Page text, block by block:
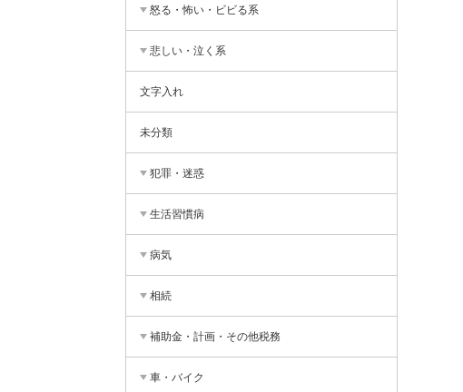
怒る・怖い・ビビる系
悲しい・泣く系
文字入れ
未分類
犯罪・迷惑
生活習慣病
病気
相続
補助金・計画・その他税務
車・バイク